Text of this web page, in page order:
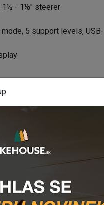
1½ - 1⅛" steerer
5 support levels, USB-
with e-bike profile
L/XL/XXL: 780mm)